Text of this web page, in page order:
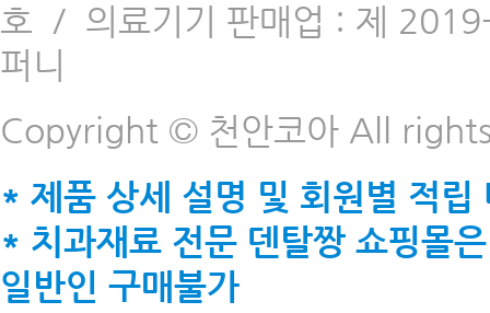
호 / 의료기기 판매업 : 제
퍼니
Copyright © 천안코아 All
* 제품 상세 설명 및 회원별 적
* 치과재료 전문 덴탈짱 쇼핑몰
일반인 구매불가